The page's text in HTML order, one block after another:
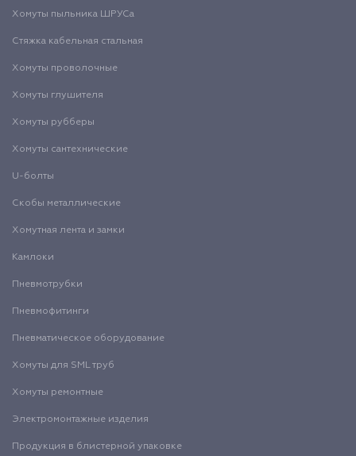
Хомуты пыльника ШРУСа
Стяжка кабельная стальная
Хомуты проволочные
Хомуты глушителя
Хомуты рубберы
Хомуты сантехнические
U-болты
Скобы металлические
Хомутная лента и замки
Камлоки
Пневмотрубки
Пневмофитинги
Пневматическое оборудование
Хомуты для SML труб
Хомуты ремонтные
Электромонтажные изделия
Продукция в блистерной упаковке